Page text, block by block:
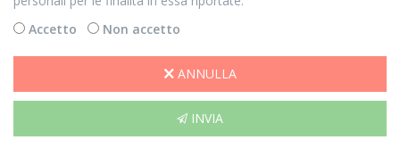
Accetto
Non accetto
ANNULLA
INVIA